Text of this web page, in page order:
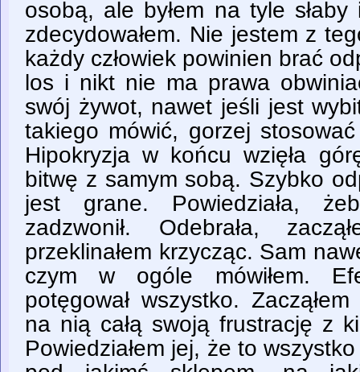
osobą, ale byłem na tyle
zdecydowałem. Nie jestem z
każdy człowiek powinien brać
los i nikt nie ma prawa
swój żywot, nawet jeśli jest
takiego mówić, gorzej
Hipokryzja w końcu wzięła
bitwę z samym sobą. Szybko
jest grane. Powiedziała,
zadzwonił. Odebrała,
przeklinałem krzycząc. Sam
czym w ogóle mówiłem.
potęgował wszystko.
na nią całą swoją frustrację z
Powiedziałem jej, że to